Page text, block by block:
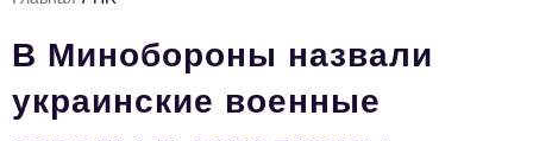
Тема номера
HR
В Минобороны назвали
украинские военные